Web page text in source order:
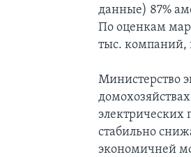
данные) 87%
По оценкам
тыс. компаний,
Министерство
электрических
стабильно
экономичней